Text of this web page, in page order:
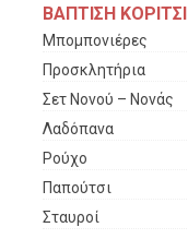
ΒΑΠΤΙΣΗ ΚΟΡΙΤΣΙ
Μπομπονιέρες
Προσκλητήρια
Σετ Νονού – Νονάς
Λαδόπανα
Ρούχο
Παπούτσι
Σταυροί